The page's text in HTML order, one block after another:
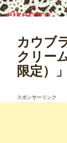
カウブ
クリー
限定）
スポンサーリンク